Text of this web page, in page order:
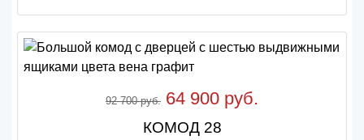
92 700 руб. 64 900 руб.
КОМОД 28